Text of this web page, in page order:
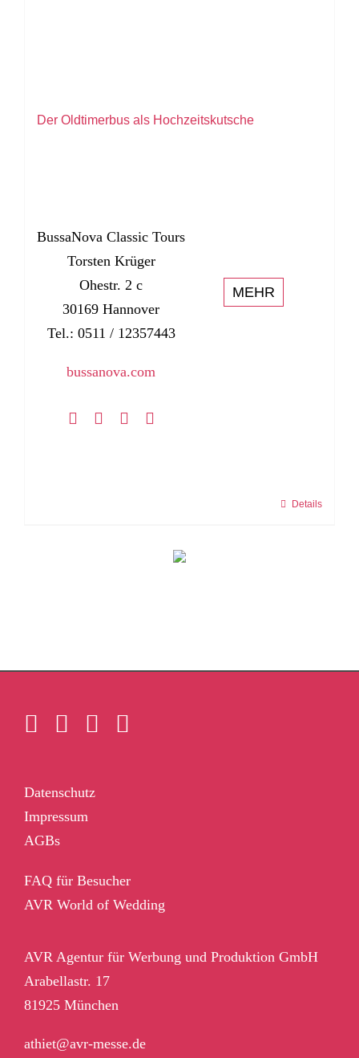
Der Oldtimerbus als Hochzeitskutsche
BussaNova Classic Tours
Torsten Krüger
Ohestr. 2 c
30169 Hannover
Tel.: 0511 / 12357443
bussanova.com
MEHR
Details
Datenschutz
Impressum
AGBs
FAQ für Besucher
AVR World of Wedding
AVR Agentur für Werbung und Produktion GmbH
Arabellastr. 17
81925 München
athiet@avr-messe.de